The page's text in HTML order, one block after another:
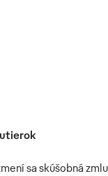
sa skúšobná